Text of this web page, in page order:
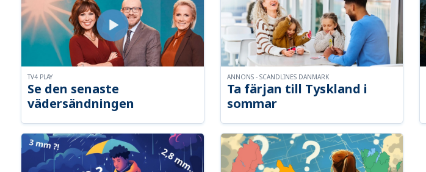
Se den senaste
vädersändningen
TV4 PLAY
Ta färjan till Tyskland i
sommar
ANNONS - SCANDLINES DANMARK